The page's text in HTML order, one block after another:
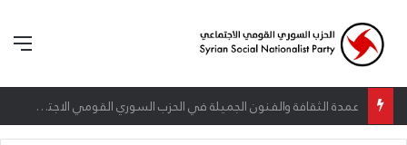
إطلاق المرصد الحقوقي القومي لمقاومة التطبيع تحت شعار: “سعادة لكل الأحرار”